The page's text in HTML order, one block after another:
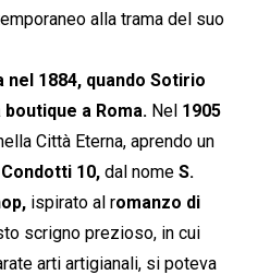
alla trama del suo
1884, quando Sotirio
a Roma. Nel 1905
Città Eterna, aprendo un
10, dal nome S.
ispirato al romanzo di
scrigno prezioso, in cui
arti artigianali, si poteva